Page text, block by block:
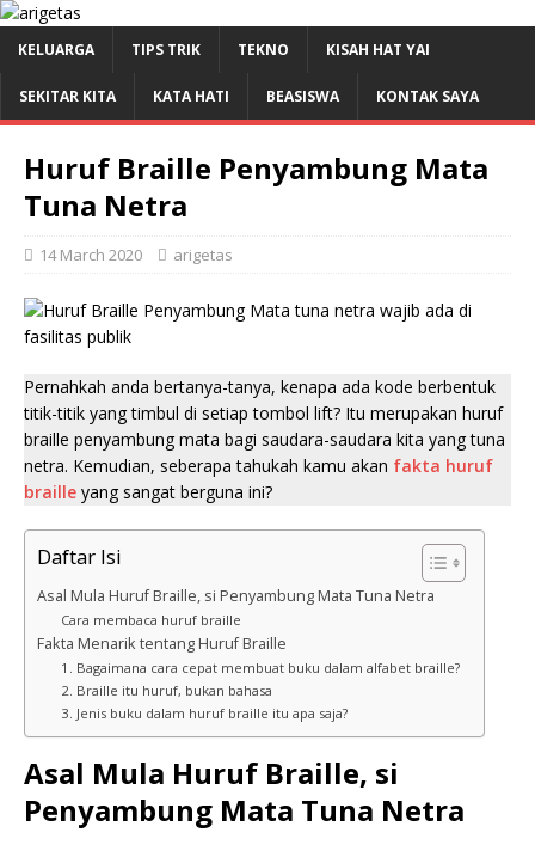
KELUARGA TIPS TRIK TEKNO KISAH HAT YAI
SEKITAR KITA KATA HATI BEASISWA KONTAK SAYA
Huruf Braille Penyambung Mata
Tuna Netra
14 March 2020 arigetas
Pernahkah anda bertanya-tanya, kenapa ada kode berbentuk
titik-titik yang timbul di setiap tombol lift? Itu merupakan huruf
braille penyambung mata bagi saudara-saudara kita yang tuna
netra. Kemudian, seberapa tahukah kamu akan fakta huruf
braille yang sangat berguna ini?
Daftar Isi
Asal Mula Huruf Braille, si Penyambung Mata Tuna Netra
Cara membaca huruf braille
Fakta Menarik tentang Huruf Braille
1. Bagaimana cara cepat membuat buku dalam alfabet braille?
2. Braille itu huruf, bukan bahasa
3. Jenis buku dalam huruf braille itu apa saja?
Asal Mula Huruf Braille, si
Penyambung Mata Tuna Netra